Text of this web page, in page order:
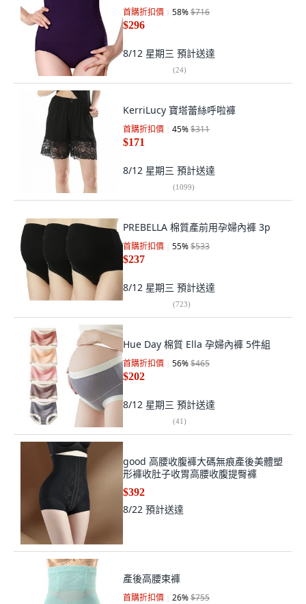
首購折扣價 58%$716
$296
8/12 星期三 預計送達
(24)
KerriLucy 寶塔蕾絲呼啦褲
首購折扣價 45%$311
$171
8/12 星期三 預計送達
(1099)
PREBELLA 棉質產前用孕婦內褲 3p
首購折扣價 55%$533
$237
8/12 星期三 預計送達
(723)
Hue Day 棉質 Ella 孕婦內褲 5件組
首購折扣價 56%$465
$202
8/12 星期三 預計送達
(41)
good 高腰收腹褲大碼無痕產後美體塑
形褲收肚子收胃高腰收腹提臀褲
$392
8/22 預計送達
產後高腰束褲
首購折扣價 26%$755